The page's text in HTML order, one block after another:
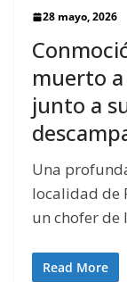
28 mayo, 2026
muerto
junto a
Una
localidad de
un chofer de
Read More